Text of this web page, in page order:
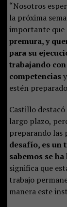
“Nosotros
la próxima
importante que
premura, y
para su
trabajando
competenciasy
estén
Castillo
largo plazo,
preparando las
desafío, es un
sabemos se
significa que
trabajo
manera este